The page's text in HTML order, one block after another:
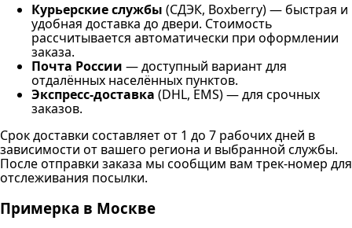
Курьерские службы (СДЭК, Boxberry) — быстрая и
удобная доставка до двери. Стоимость
рассчитывается автоматически при оформлении
заказа.
Почта России — доступный вариант для
отдалённых населённых пунктов.
Экспресс-доставка (DHL, EMS) — для срочных
заказов.
Срок доставки составляет от 1 до 7 рабочих дней в
зависимости от вашего региона и выбранной службы.
После отправки заказа мы сообщим вам трек-номер для
отслеживания посылки.
Примерка в Москве